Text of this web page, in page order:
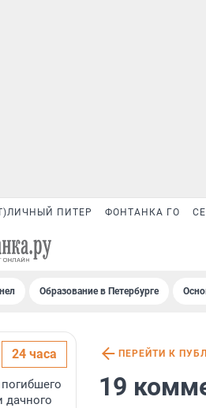
ПИТЕР ФОНТАНКА ГО
Образование в Петербурге
24 часа
дачного
ПЕРЕЙТИ К
19